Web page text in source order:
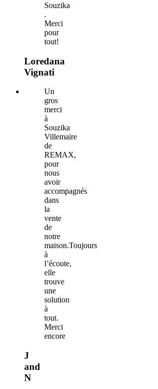
Souzika
.
Merci
pour
tout!
Loredana
Vignati
Un
gros
merci
à
Souzika
Villemaire
de
REMAX,
pour
nous
avoir
accompagnés
dans
la
vente
de
notre
maison.Toujours
à
l’écoute,
elle
trouve
une
solution
à
tout.
Merci
encore
J
and
N